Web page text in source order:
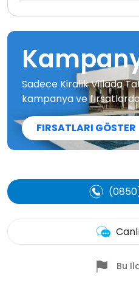
Sadece Kiralık Villada
kampanya ve
FIRSATLARI GÖSTER
Bu